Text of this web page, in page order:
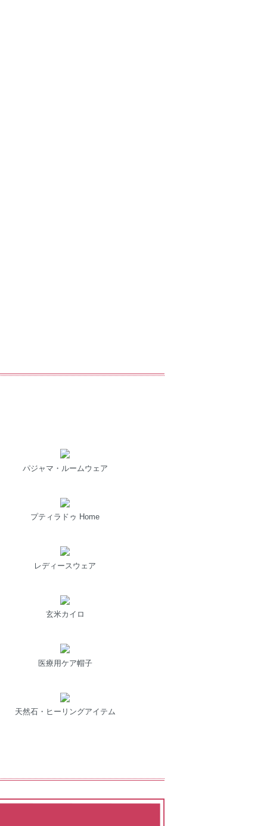
パジャマ・ルームウェア
プティラドゥ Home
レディースウェア
玄米カイロ
医療用ケア帽子
天然石・ヒーリングアイテム